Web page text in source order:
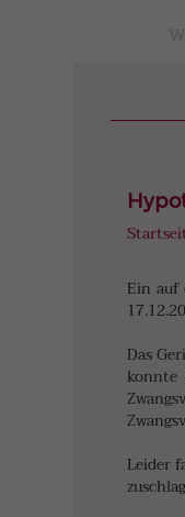
Ein auf
Das
konnte
Leider